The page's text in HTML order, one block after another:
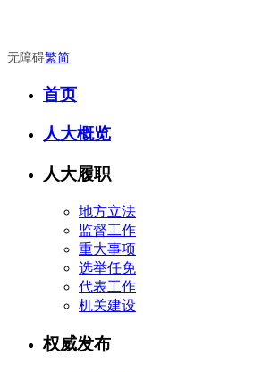
无障碍繁简
首页
人大概览
人大履职
地方立法
监督工作
重大事项
选举任免
代表工作
机关建设
权威发布